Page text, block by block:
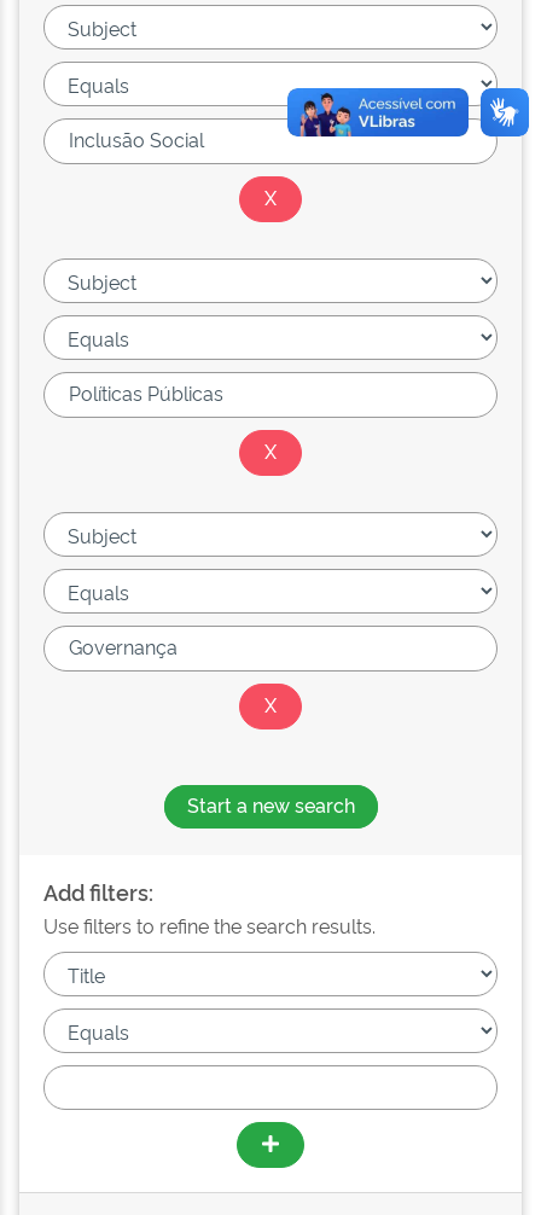
Start a new search
Add filters:
Use filters to refine the search results.